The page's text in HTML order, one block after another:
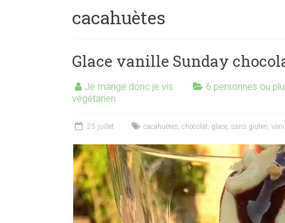
cacahuètes
Glace vanille Sunday
Je mange donc je vis 6 personnes ou
végétarien
25 juillet cacahuètes, chocolat, glace, sans gluten,